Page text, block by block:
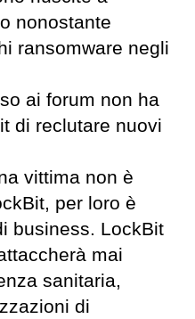
nonostante
ransomware negli
ai forum non ha
di reclutare nuovi
vittima non è
per loro è
business. LockBit
mai
sanitaria,
di